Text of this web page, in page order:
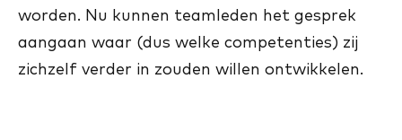
worden. Nu kunnen teamleden het gesprek
aangaan waar (dus welke competenties) zij
zichzelf verder in zouden willen ontwikkelen.